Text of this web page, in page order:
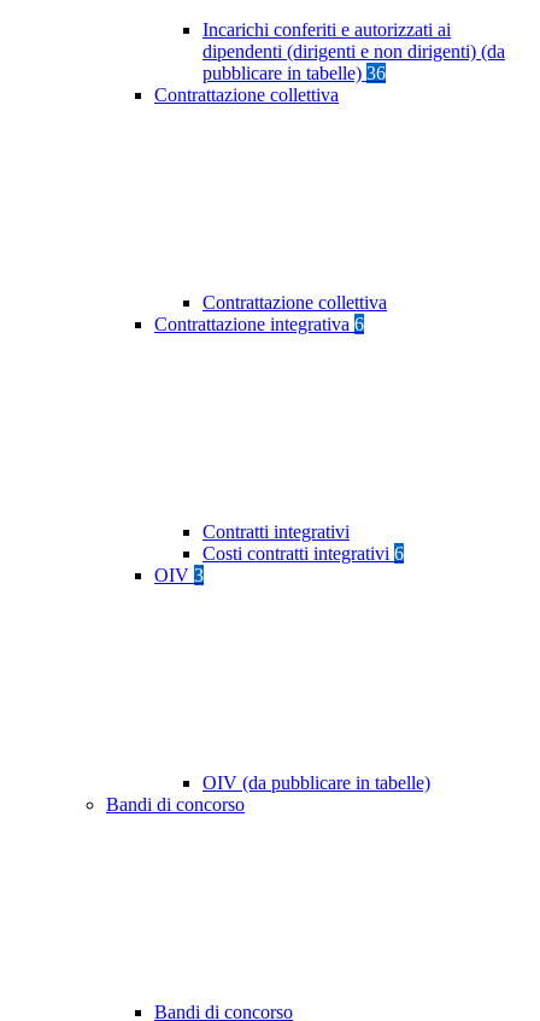
Incarichi conferiti e autorizzati ai
dipendenti (dirigenti e non dirigenti) (da
pubblicare in tabelle) 36
Contrattazione collettiva
Contrattazione collettiva
Contrattazione integrativa 6
Contratti integrativi
Costi contratti integrativi 6
OIV 3
OIV (da pubblicare in tabelle)
Bandi di concorso
Bandi di concorso